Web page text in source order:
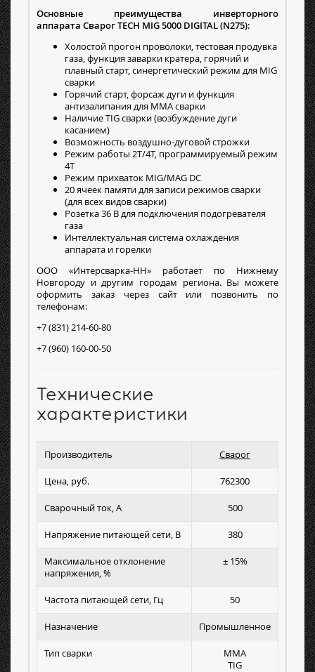
Основные преимущества инверторного
аппарата Сварог TECH MIG 5000 DIGITAL (N275):
Холостой прогон проволоки, тестовая продувка
газа, функция заварки кратера, горячий и
плавный старт, синергетический режим для MIG
сварки
Горячий старт, форсаж дуги и функция
антизалипания для MMA сварки
Наличие TIG сварки (возбуждение дуги
касанием)
Возможность воздушно-дуговой строжки
Режим работы 2Т/4Т, программируемый режим
4Т
Режим прихваток MIG/MAG DC
20 ячеек памяти для записи режимов сварки
(для всех видов сварки)
Розетка 36 В для подключения подогревателя
газа
Интеллектуальная система охлаждения
аппарата и горелки
ООО «Интерсварка-НН» работает по Нижнему
Новгороду и другим городам региона. Вы можете
оформить заказ через сайт или позвонить по
телефонам:
+7 (831) 214-60-80
+7 (960) 160-00-50
Технические
характеристики
Производитель Сварог
Цена, руб. 762300
Сварочный ток, А 500
Напряжение питающей сети, В 380
Максимальное отклонение
напряжения, %
± 15%
Частота питающей сети, Гц 50
Назначение Промышленное
Тип сварки
MMA
TIG